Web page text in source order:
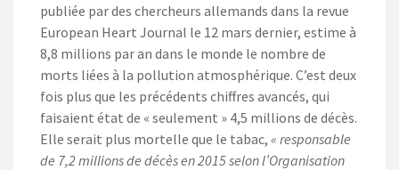
publiée par des chercheurs allemands dans la revue
European Heart Journal le 12 mars dernier, estime à
8,8 millions par an dans le monde le nombre de
morts liées à la pollution atmosphérique. C’est deux
fois plus que les précédents chiffres avancés, qui
faisaient état de « seulement » 4,5 millions de décès.
Elle serait plus mortelle que le tabac, « responsable
de 7,2 millions de décès en 2015 selon l’Organisation